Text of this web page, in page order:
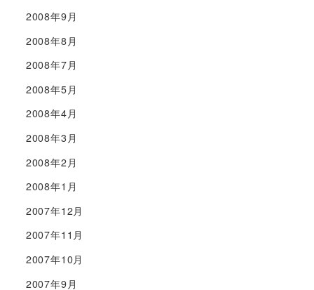
2008年9月
2008年8月
2008年7月
2008年5月
2008年4月
2008年3月
2008年2月
2008年1月
2007年12月
2007年11月
2007年10月
2007年9月